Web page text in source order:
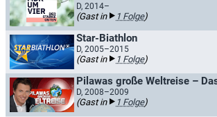
D, 2014–
(Gast in 1 Folge)
Star-Biathlon
D, 2005–2015
(Gast in 1 Folge)
D, 2008–2009
(Gast in 1 Folge)